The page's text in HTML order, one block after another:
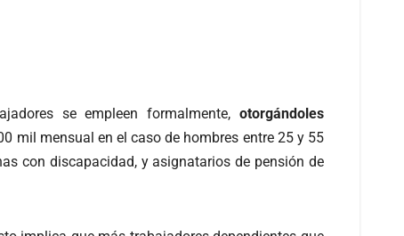
se empleen formalmente,otorgándoles
mil mensual en el caso de hombres entre 25 y 55
con discapacidad, y asignatarios de pensión de